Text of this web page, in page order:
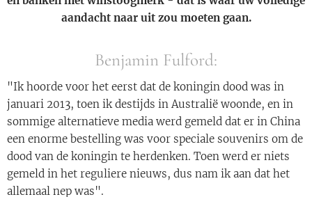
aandacht naar uit zou moeten gaan.
Benjamin Fulford:
"Ik hoorde voor het eerst dat de koningin dood was in
januari 2013, toen ik destijds in Australië woonde, en in
sommige alternatieve media werd gemeld dat er in China
een enorme bestelling was voor speciale souvenirs om de
dood van de koningin te herdenken. Toen werd er niets
gemeld in het reguliere nieuws, dus nam ik aan dat het
allemaal nep was".